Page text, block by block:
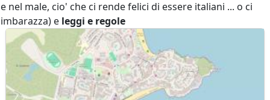
e nel male, cio' che ci rende felici di essere italiani ... o ci
imbarazza) e leggi e regole